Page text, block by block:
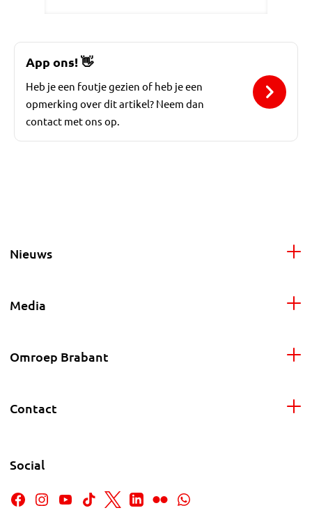
App ons!👋
Heb je een foutje gezien of heb je een
opmerking over dit artikel? Neem dan
contact met ons op.
Nieuws
Media
Omroep Brabant
Contact
Social